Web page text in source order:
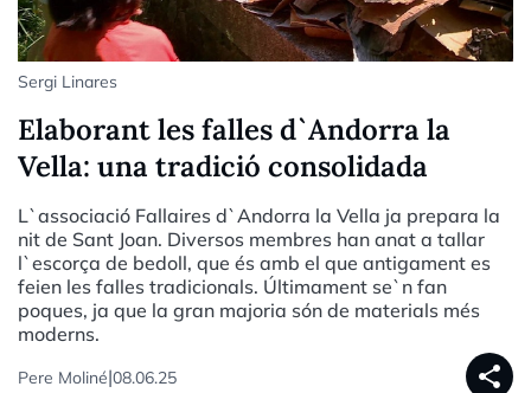
Sergi Linares
Elaborant les falles d`Andorra la
Vella: una tradició consolidada
L`associació Fallaires d`Andorra la Vella ja prepara la
nit de Sant Joan. Diversos membres han anat a tallar
l`escorça de bedoll, que és amb el que antigament es
feien les falles tradicionals. Últimament se`n fan
poques, ja que la gran majoria són de materials més
moderns.
Pere Moliné|08.06.25 share